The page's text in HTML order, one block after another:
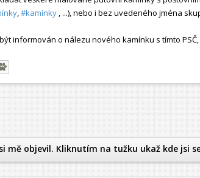
#kamínky , ...), nebo i bez uvedeného jména
informován o nálezu nového kamínku s tímto
mě objevil. Kliknutím na tužku ukaž kde jsi